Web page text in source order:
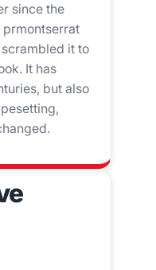
since the
prmontserrat
it to
It has
but also